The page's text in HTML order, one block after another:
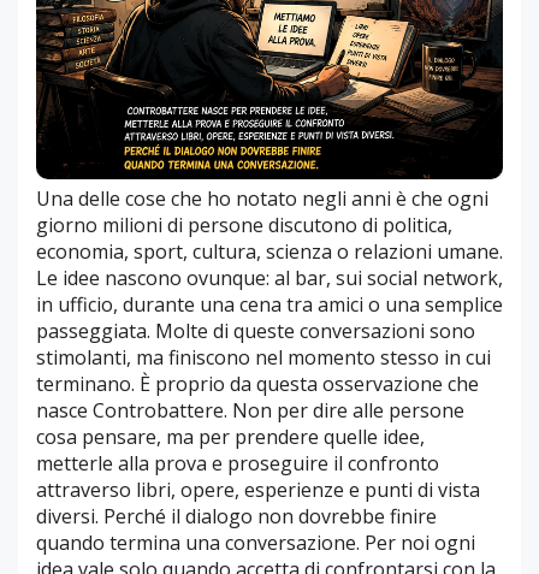
Una delle cose che ho notato negli anni è che ogni
giorno milioni di persone discutono di politica,
economia, sport, cultura, scienza o relazioni umane.
Le idee nascono ovunque: al bar, sui social network,
in ufficio, durante una cena tra amici o una semplice
passeggiata. Molte di queste conversazioni sono
stimolanti, ma finiscono nel momento stesso in cui
terminano. È proprio da questa osservazione che
nasce Controbattere. Non per dire alle persone
cosa pensare, ma per prendere quelle idee,
metterle alla prova e proseguire il confronto
attraverso libri, opere, esperienze e punti di vista
diversi. Perché il dialogo non dovrebbe finire
quando termina una conversazione. Per noi ogni